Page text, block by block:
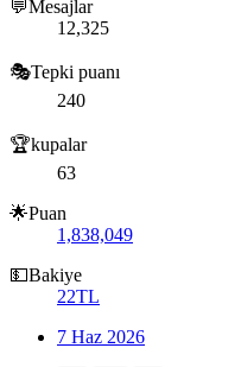
💬Mesajlar
12,325
🎭Tepki puanı
240
🏆kupalar
63
🌟Puan
1,838,049
💵Bakiye
22TL
7 Haz 2026